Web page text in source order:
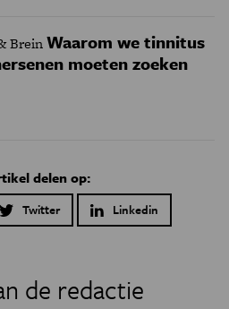
BreinWaarom we tinnitus
moeten zoeken
delen op:
Twitter Linkedin
de redactie